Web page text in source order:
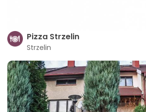
Pizza Strzelin
Strzelin